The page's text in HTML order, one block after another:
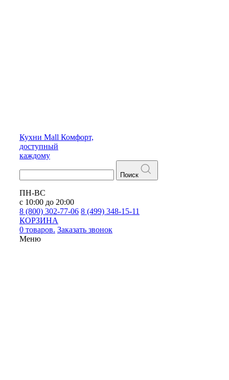
Кухни Mall Комфорт,
доступный
каждому
Поиск
ПН-ВС
с 10:00 до 20:00
8 (800) 302-77-06 8 (499) 348-15-11
КОРЗИНА
0 товаров. Заказать звонок
Меню